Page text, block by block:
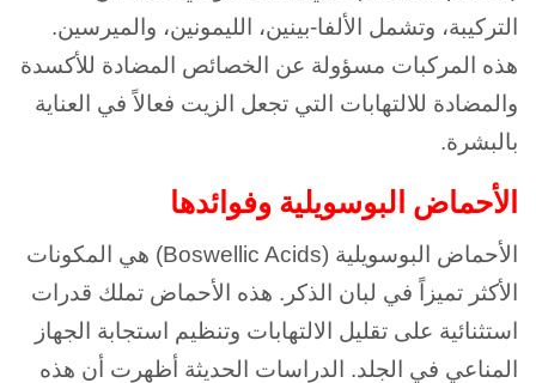
التركيبة، وتشمل الألفا-بينين، الليمونين، والميرسين.
هذه المركبات مسؤولة عن الخصائص المضادة للأكسدة
والمضادة للالتهابات التي تجعل الزيت فعالاً في العناية
بالبشرة.
الأحماض البوسويلية وفوائدها
الأحماض البوسويلية (Boswellic Acids) هي المكونات
الأكثر تميزاً في لبان الذكر. هذه الأحماض تملك قدرات
استثنائية على تقليل الالتهابات وتنظيم استجابة الجهاز
المناعي في الجلد. الدراسات الحديثة أظهرت أن هذه